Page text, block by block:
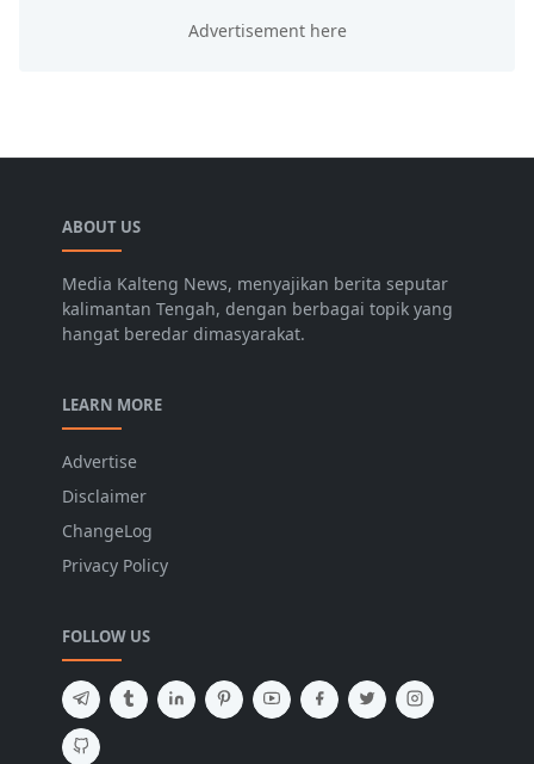
ABOUT US
Media Kalteng News, menyajikan berita seputar
kalimantan Tengah, dengan berbagai topik yang
hangat beredar dimasyarakat.
LEARN MORE
Advertise
Disclaimer
ChangeLog
Privacy Policy
FOLLOW US